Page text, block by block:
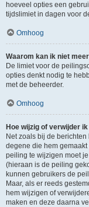
hoeveel opties een
tijdslimiet in dagen voor
Omhoog
Waarom kan ik niet
De limiet voor de
opties denkt nodig te
met de beheerder.
Omhoog
Hoe wijzig of verwijder
Net zoals bij de
degene die hem
peiling te wijzigen moet
(hieraan is de peiling
kunnen gebruikers de
Maar, als er reeds
hem wijzigen of
maken en deze daarna